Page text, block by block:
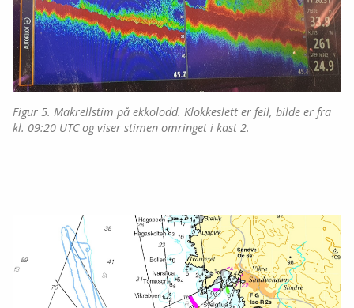
Figur 5. Makrellstim på ekkolodd. Klokkeslett er feil, bilde er fra
kl. 09:20 UTC og viser stimen omringet i kast 2.